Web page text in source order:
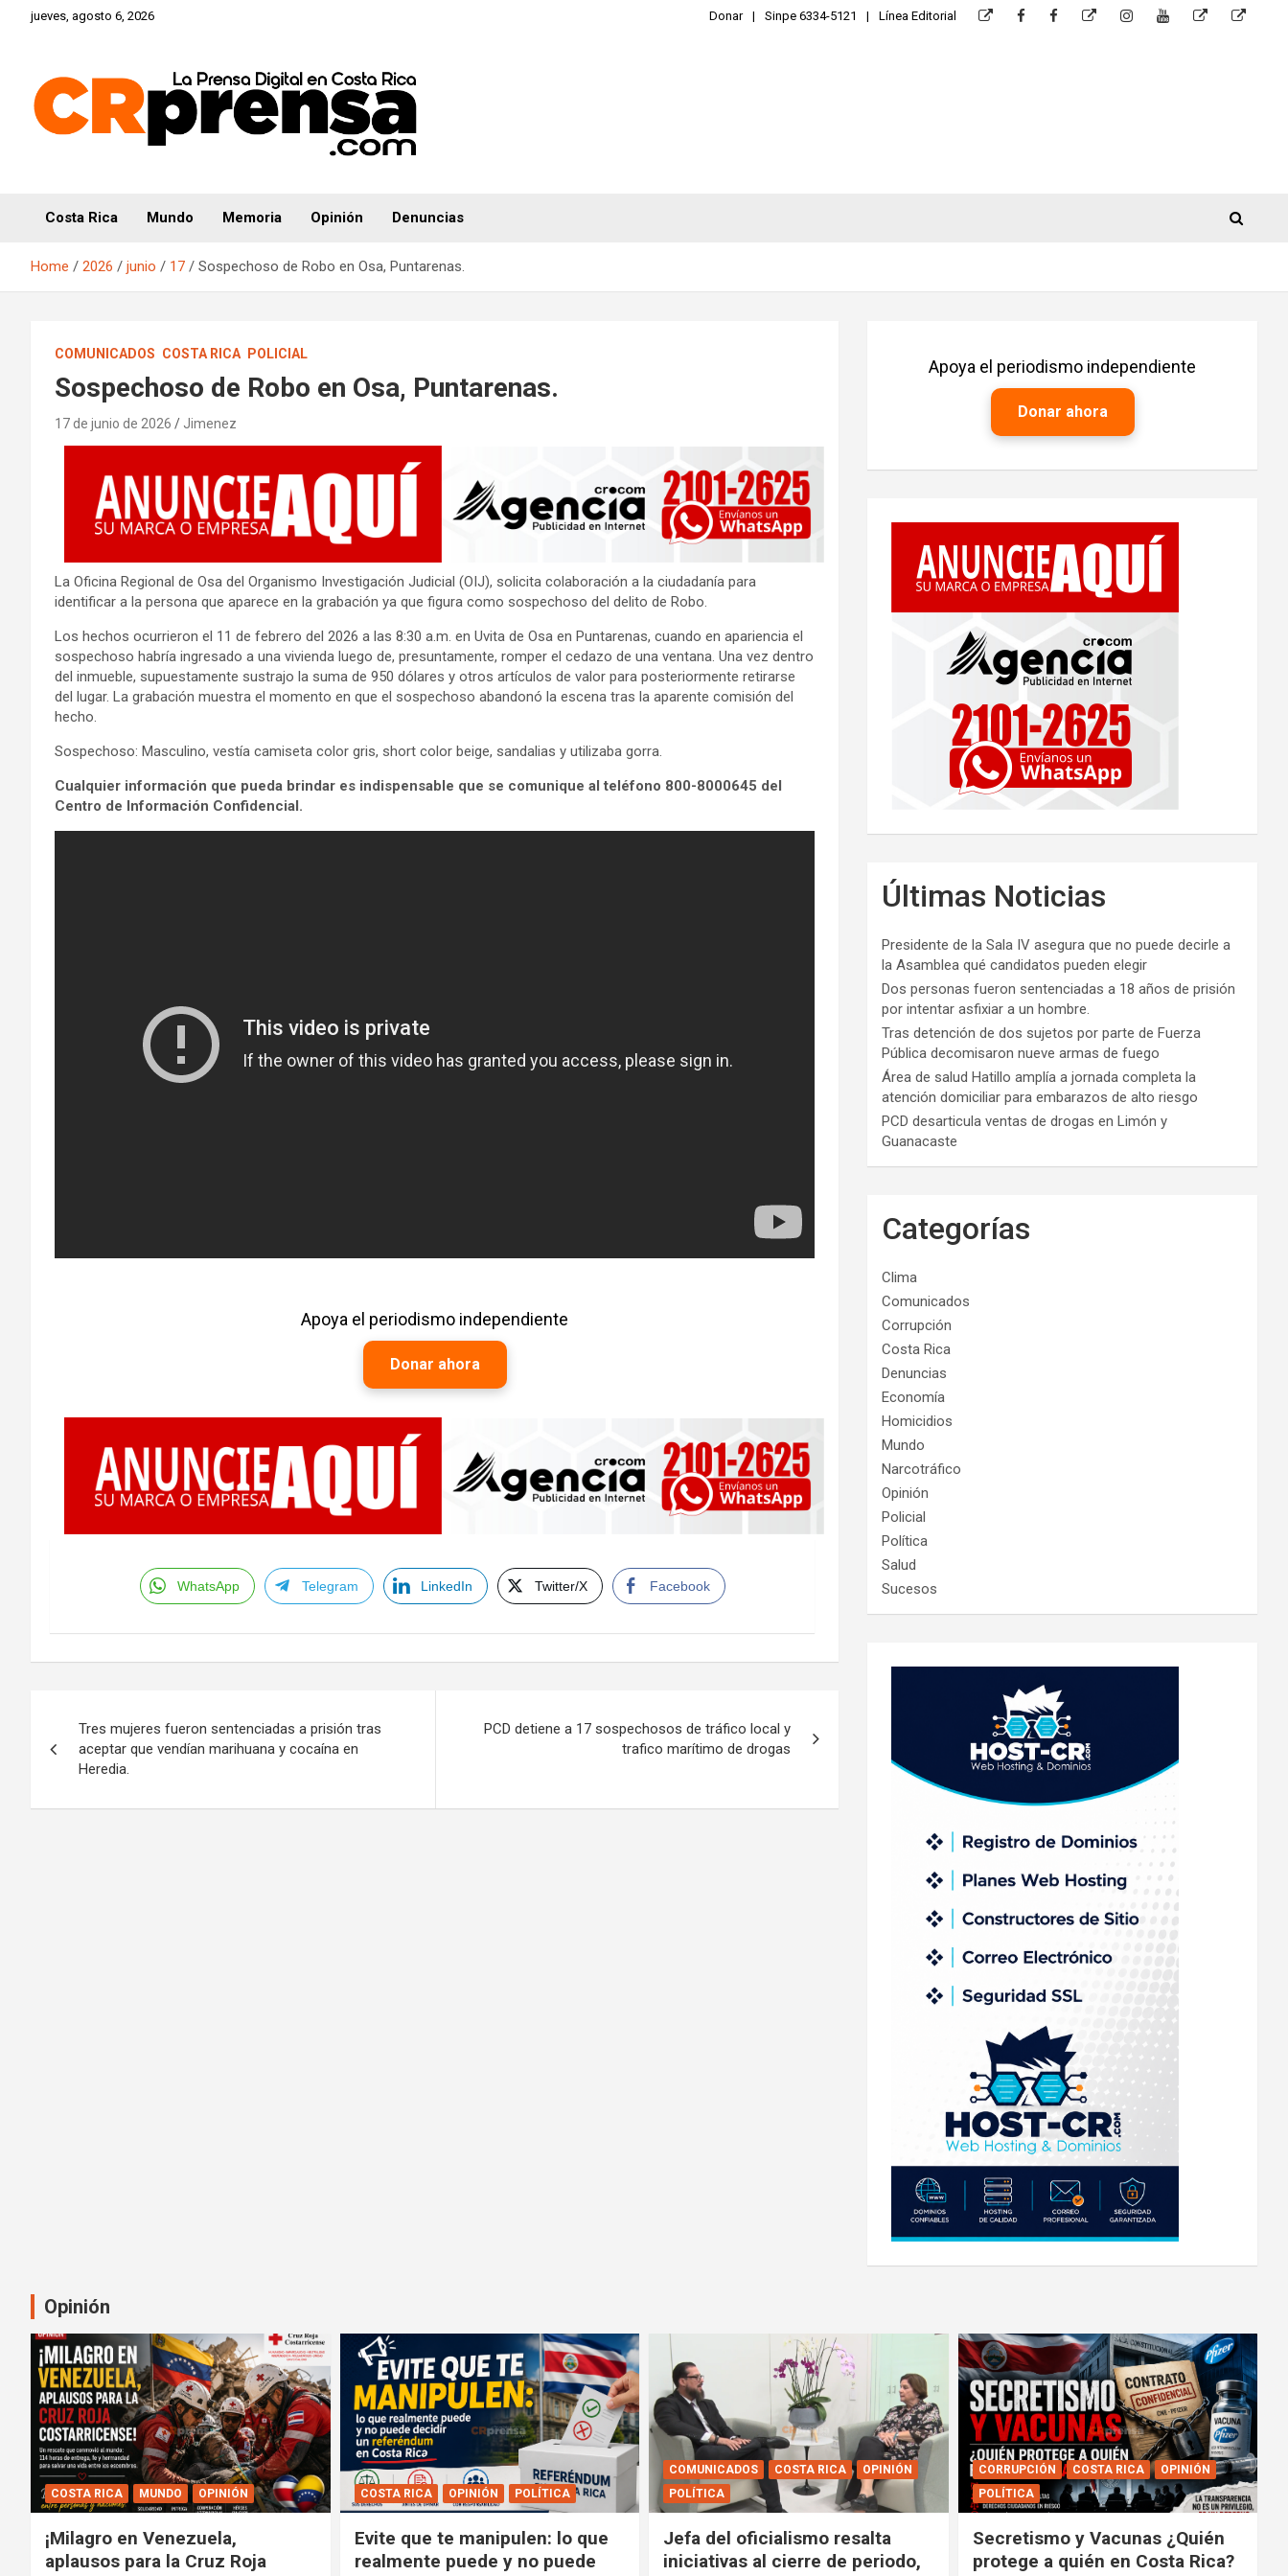
jueves, agosto 6, 2026 Donar Sinpe 6334-5121 Línea Editorial
Costa Rica Mundo Memoria Opinión Denuncias
Home 2026 junio 17 Sospechoso de Robo en Osa, Puntarenas.
COMUNICADOS COSTA RICA POLICIAL
Sospechoso de Robo en Osa, Puntarenas.
17 de junio de 2026 Jimenez
La Oficina Regional de Osa del Organismo Investigación Judicial (OIJ), solicita colaboración a la ciudadanía para
identificar a la persona que aparece en la grabación ya que figura como sospechoso del delito de Robo.
Los hechos ocurrieron el 11 de febrero del 2026 a las 8:30 a.m. en Uvita de Osa en Puntarenas, cuando en apariencia el
sospechoso habría ingresado a una vivienda luego de, presuntamente, romper el cedazo de una ventana. Una vez dentro
del inmueble, supuestamente sustrajo la suma de 950 dólares y otros artículos de valor para posteriormente retirarse
del lugar. La grabación muestra el momento en que el sospechoso abandonó la escena tras la aparente comisión del
hecho.
Sospechoso: Masculino, vestía camiseta color gris, short color beige, sandalias y utilizaba gorra.
Cualquier información que pueda brindar es indispensable que se comunique al teléfono 800-8000645 del
Centro de Información Confidencial.
Apoya el periodismo independiente
Donar ahora
WhatsApp Telegram LinkedIn Twitter/X Facebook
de
Tres mujeres fueron sentenciadas a prisión tras
aceptar que vendían marihuana y cocaína en
Heredia.
PCD detiene a 17 sospechosos de tráfico local y
trafico marítimo de drogas
Apoya el periodismo independiente
Donar ahora
Últimas Noticias
Presidente de la Sala IV asegura que no puede decirle a
la Asamblea qué candidatos pueden elegir
Dos personas fueron sentenciadas a 18 años de prisión
por intentar asfixiar a un hombre.
Tras detención de dos sujetos por parte de Fuerza
Pública decomisaron nueve armas de fuego
Área de salud Hatillo amplía a jornada completa la
atención domiciliar para embarazos de alto riesgo
PCD desarticula ventas de drogas en Limón y
Guanacaste
Categorías
Clima
Comunicados
Corrupción
Costa Rica
Denuncias
Economía
Homicidios
Mundo
Narcotráfico
Opinión
Policial
Política
Salud
Sucesos
Opinión
COSTA RICA MUNDO OPINIÓN
¡Milagro en Venezuela,
aplausos para la Cruz Roja
COSTA RICA OPINIÓN POLÍTICA
Evite que te manipulen: lo que
realmente puede y no puede
COMUNICADOS COSTA RICA
OPINIÓN
POLÍTICA
Jefa del oficialismo resalta
iniciativas al cierre de periodo,
CORRUPCIÓN COSTA RICA
OPINIÓN
POLÍTICA
Secretismo y Vacunas ¿Quién
protege a quién en Costa Rica?